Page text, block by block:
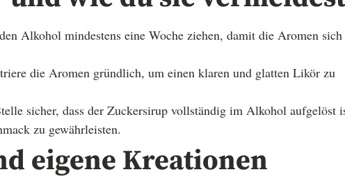
Alkohol mindestens eine Woche ziehen, damit die Aromen
die Aromen gründlich, um einen klaren und glatten Likör zu
sicher, dass der Zuckersirup vollständig im Alkohol aufgelöst
zu gewährleisten.
eigene Kreationen